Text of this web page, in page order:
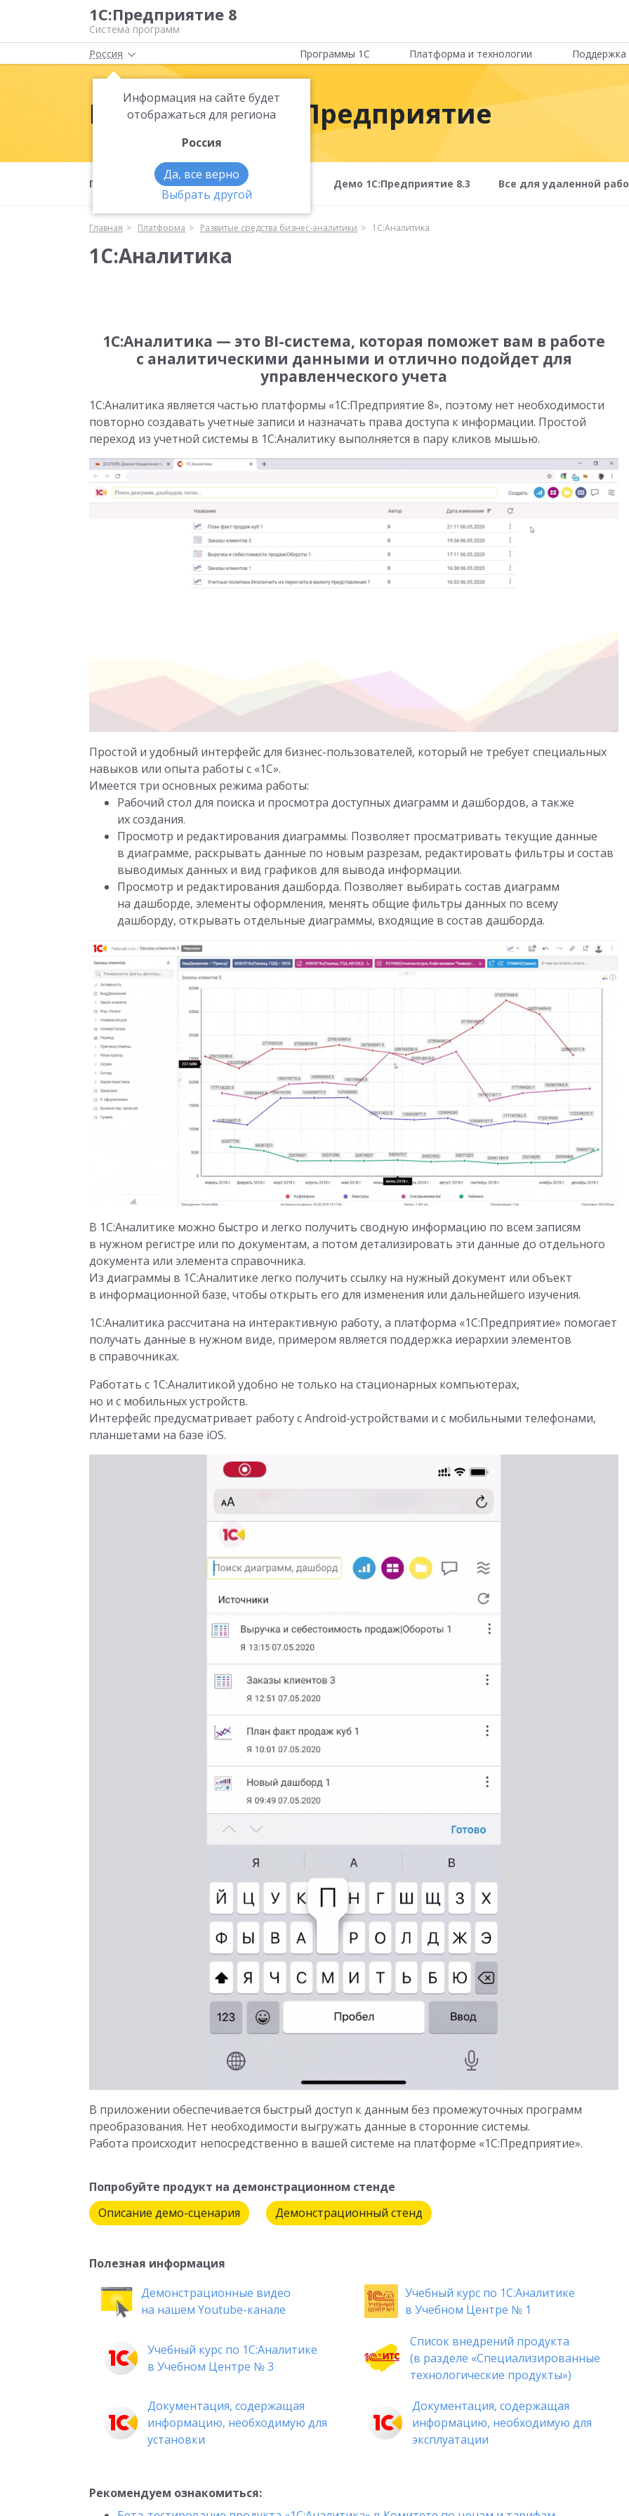
1С:Предприятие 8
Система программ
Россия
Информация на сайте будет
отображаться для региона
Россия
Да, все верно
Выбрать другой
Программы 1С Платформа и технологии Поддержка
Платформа 1С:Предприятие
Полезные материалы Что нового Демо 1С:Предприятие 8.3 Все для удаленной
Главная Платформа Развитые средства бизнес-аналитики 1С:Аналитика
1С:Аналитика
1С:Аналитика — это BI-система, которая поможет вам в работе
с аналитическими данными и отлично подойдет для
управленческого учета
1С:Аналитика является частью платформы «1С:Предприятие 8», поэтому нет необходимости
повторно создавать учетные записи и назначать права доступа к информации. Простой
переход из учетной системы в 1С:Аналитику выполняется в пару кликов мышью.
Простой и удобный интерфейс для бизнес-пользователей, который не требует специальных
навыков или опыта работы с «1С».
Имеется три основных режима работы:
Рабочий стол для поиска и просмотра доступных диаграмм и дашбордов, а также
их создания.
Просмотр и редактирования диаграммы. Позволяет просматривать текущие данные
в диаграмме, раскрывать данные по новым разрезам, редактировать фильтры и состав
выводимых данных и вид графиков для вывода информации.
Просмотр и редактирования дашборда. Позволяет выбирать состав диаграмм
на дашборде, элементы оформления, менять общие фильтры данных по всему
дашборду, открывать отдельные диаграммы, входящие в состав дашборда.
В 1С:Аналитике можно быстро и легко получить сводную информацию по всем записям
в нужном регистре или по документам, а потом детализировать эти данные до отдельного
документа или элемента справочника.
Из диаграммы в 1С:Аналитике легко получить ссылку на нужный документ или объект
в информационной базе, чтобы открыть его для изменения или дальнейшего изучения.
1С:Аналитика рассчитана на интерактивную работу, а платформа «1С:Предприятие» помогает
получать данные в нужном виде, примером является поддержка иерархии элементов
в справочниках.
Работать с 1С:Аналитикой удобно не только на стационарных компьютерах,
но и с мобильных устройств.
Интерфейс предусматривает работу с Android-устройствами и с мобильными телефонами,
планшетами на базе iOS.
В приложении обеспечивается быстрый доступ к данным без промежуточных программ
преобразования. Нет необходимости выгружать данные в сторонние системы.
Работа происходит непосредственно в вашей системе на платформе «1С:Предприятие».
Попробуйте продукт на демонстрационном стенде
Описание демо-сценария
Демонстрационный стенд
Полезная информация
Демонстрационные видео
на нашем Youtube-канале
Учебный курс по 1С:Аналитике
в Учебном Центре № 1
Учебный курс по 1С:Аналитике
в Учебном Центре № 3
Список внедрений продукта
(в разделе «Специализированные
технологические продукты»)
Документация, содержащая
информацию, необходимую для
установки
Документация, содержащая
информацию, необходимую для
эксплуатации
Рекомендуем ознакомиться: